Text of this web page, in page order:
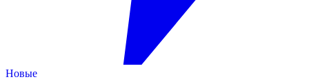
Новые